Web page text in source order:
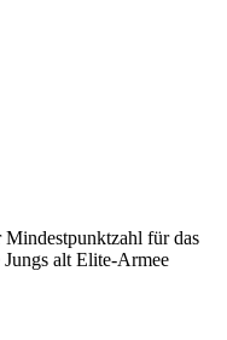
für das
Jungs alt Elite-Armee